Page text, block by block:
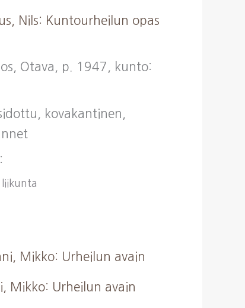
Nils: Kuntourheilun opas
Otava, p. 1947, kunto:
kovakantinen,
Mikko: Urheilun avain